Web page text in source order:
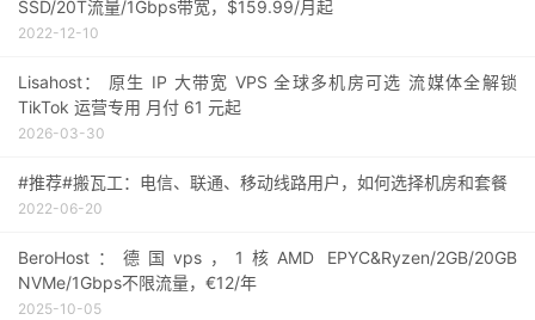
SSD/20T流量/1Gbps带宽，$159.99/月起
2022-12-10
Lisahost： 原生 IP 大带宽 VPS 全球多机房可选 流媒体全解锁
TikTok 运营专用 月付 61 元起
2026-03-30
#推荐#搬瓦工：电信、联通、移动线路用户，如何选择机房和套餐
2022-06-20
BeroHost：德国vps，1核AMD EPYC&Ryzen/2GB/20GB
NVMe/1Gbps不限流量，€12/年
2025-10-05